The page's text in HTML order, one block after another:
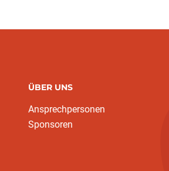
ÜBER UNS
Ansprechpersonen
Sponsoren